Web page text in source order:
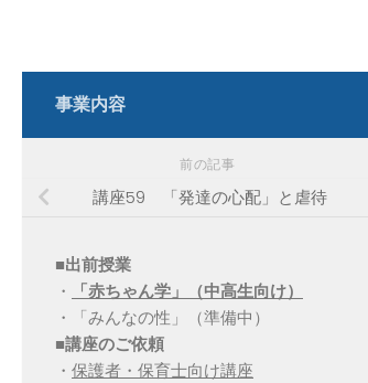
事業内容
前の記事
講座59 「発達の心配」と虐待
■出前授業
・
「赤ちゃん学」（中高生向け）
・「みんなの性」（準備中）
■講座のご依頼
・ 保護者・保育士向け講座